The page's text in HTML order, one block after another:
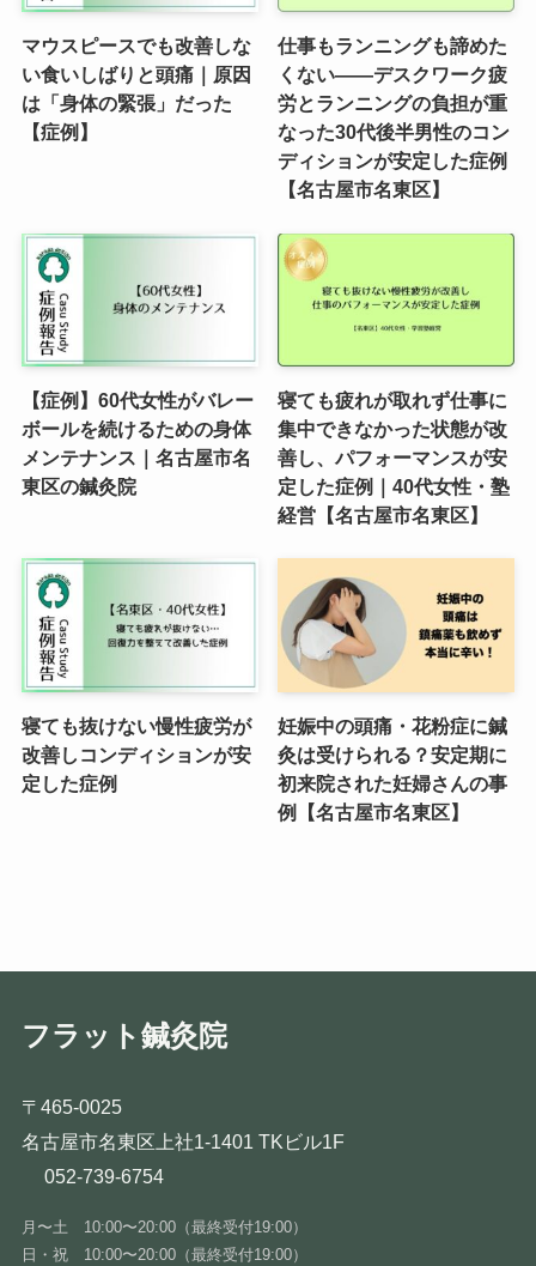
マウスピースでも改善しな
い食いしばりと頭痛｜原因
は「身体の緊張」だった
【症例】
仕事もランニングも諦めた
くない——デスクワーク疲
労とランニングの負担が重
なった30代後半男性のコン
ディションが安定した症例
【名古屋市名東区】
【症例】60代女性がバレー
ボールを続けるための身体
メンテナンス｜名古屋市名
東区の鍼灸院
寝ても疲れが取れず仕事に
集中できなかった状態が改
善し、パフォーマンスが安
定した症例｜40代女性・塾
経営【名古屋市名東区】
寝ても抜けない慢性疲労が
改善しコンディションが安
定した症例
妊娠中の頭痛・花粉症に鍼
灸は受けられる？安定期に
初来院された妊婦さんの事
例【名古屋市名東区】
フラット鍼灸院
〒465-0025
名古屋市名東区上社1-1401 TKビル1F
052-739-6754
月〜土 10:00〜20:00（最終受付19:00）
日・祝 10:00〜20:00（最終受付19:00）